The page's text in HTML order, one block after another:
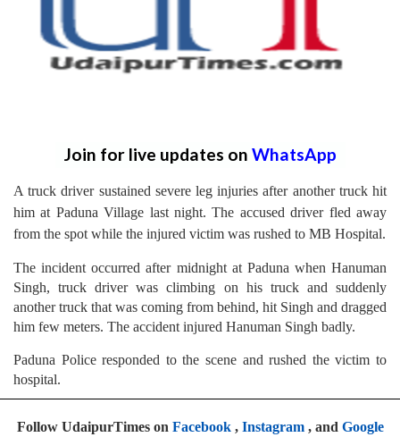
Join for live updates on WhatsApp
A truck driver sustained severe leg injuries after another truck hit
him at Paduna Village last night. The accused driver fled away
from the spot while the injured victim was rushed to MB Hospital.
The incident occurred after midnight at Paduna when Hanuman
Singh, truck driver was climbing on his truck and suddenly
another truck that was coming from behind, hit Singh and dragged
him few meters. The accident injured Hanuman Singh badly.
Paduna Police responded to the scene and rushed the victim to
hospital.
Follow UdaipurTimes on Facebook, Instagram, and Google